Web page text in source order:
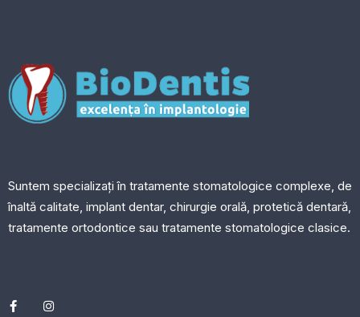
Suntem specializați în tratamente stomatologice complexe, de
înaltă calitate, implant dentar, chirurgie orală, protetică dentară,
tratamente ortodontice sau tratamente stomatologice clasice.